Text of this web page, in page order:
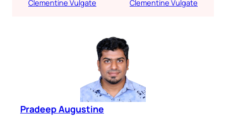
Clementine Vulgate Clementine Vulgate
Pradeep Augustine